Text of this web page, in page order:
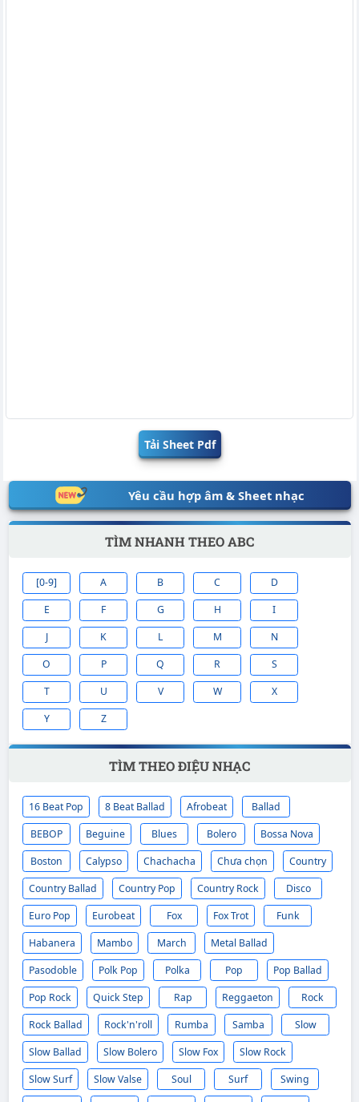
Tải Sheet Pdf
Yêu cầu hợp âm & Sheet nhạc
TÌM NHANH THEO ABC
[0-9] A B C
D
E
F G H
I
J
K L M
N
O
P Q R
S
T
U V W
X
Y
Z
TÌM THEO ĐIỆU NHẠC
16 Beat Pop 8 Beat Ballad Afrobeat
Ballad
BEBOP
Beguine Blues Bolero
Bossa Nova
Boston
Calypso Chachacha Chưa chọn
Country
Country Ballad
Country Pop Country Rock
Disco
Euro Pop
Eurobeat Fox Fox Trot
Funk
Habanera
Mambo March
Metal Ballad
Pasodoble
Polk Pop Polka Pop
Pop Ballad
Pop Rock
Quick Step Rap Reggaeton
Rock
Rock Ballad
Rock'n'roll Rumba Samba
Slow
Slow Ballad
Slow Bolero Slow Fox
Slow Rock
Slow Surf
Slow Valse Soul Surf
Swing